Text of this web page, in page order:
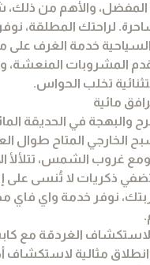
والأهم من
لراحتك المطلقة،
خدمة الغرف على
يقدم المشروبات
تخلب الحواس.
مائية
والبهجة في الحديقة
الخارجي المتاح طوال
غروب الشمس، تتلألأ
ذكريات لا تُنسى على
نوفر خدمة واي فاي
لاستكشاف الغردقة مع
مثالية لاستكشاف